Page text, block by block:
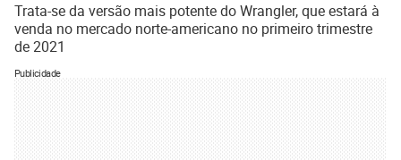
Trata-se da versão mais potente do Wrangler, que estará à
venda no mercado norte-americano no primeiro trimestre
de 2021
Publicidade